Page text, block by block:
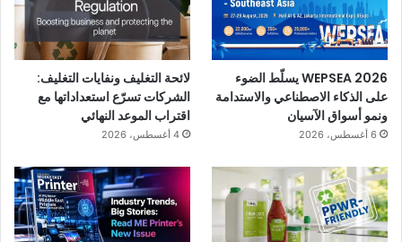
WEPSEA 2026 يسلّط الضوء
على الذكاء الاصطناعي والاستدامة
ونمو أسواق الآسيان
6 أغسطس، 2026
لائحة التغليف ونفايات التغليف:
الشركات تسرّع استعداداتها مع
اقتراب الموعد النهائي
4 أغسطس، 2026